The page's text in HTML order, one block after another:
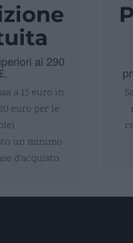
ai 290
a 15 euro in
euro per le
un minimo
d’acquisto.